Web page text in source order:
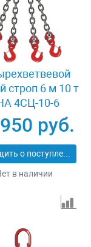
строп 6 м 10 т
4СЦ-10-6
руб.
Сообщить о поступлении
в наличии